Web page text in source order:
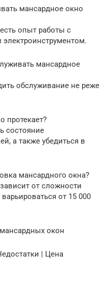
мансардное окно
опыт работы с
мансардное
обслуживание не реже
протекает?
состояние
а также убедиться в
мансардного окна?
от сложности
от 15 000
окон
| Цена